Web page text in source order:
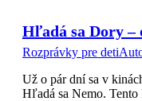
Hľadá sa Dory –
Rozprávky pre deti
Už o pár dní sa v
Hľadá sa Nemo.